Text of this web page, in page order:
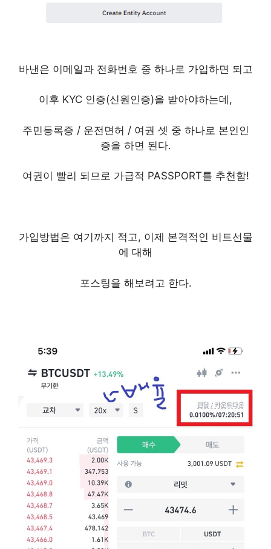
바낸은 이메일과 전화번호 중 하나로 가입하면 되고
이후 KYC 인증(신원인증)을 받아야하는데,
주민등록증 / 운전면허 / 여권 셋 중 하나로 본인인
증을 하면 된다.
여권이 빨리 되므로 가급적 PASSPORT를 추천함!
가입방법은 여기까지 적고, 이제 본격적인 비트선물
에 대해
포스팅을 해보려고 한다.